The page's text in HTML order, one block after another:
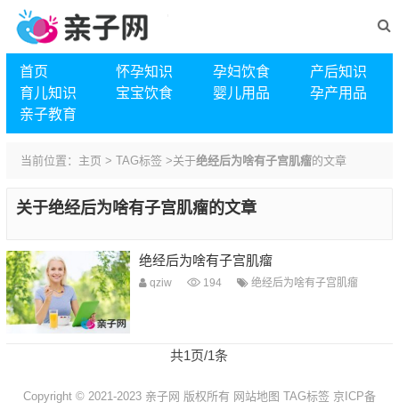
首页 怀孕知识 孕妇饮食
产后知识
育儿知识
宝宝饮食 婴儿用品
孕产用品
亲子教育
当前位置： 主页 > TAG标签 >关于绝经后为啥有子宫肌瘤的文章
关于绝经后为啥有子宫肌瘤的文章
绝经后为啥有子宫肌瘤
qziw 194 绝经后为啥有子宫肌瘤
共1页/1条
Copyright © 2021-2023 亲子网 版权所有 网站地图 TAG标签 京ICP备